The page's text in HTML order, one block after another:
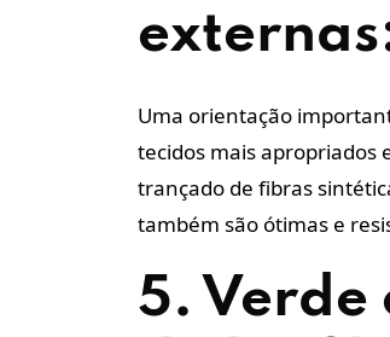
Uma orientação
tecidos mais apropriados
trançado de fibras
também são ótimas e
5. Verde